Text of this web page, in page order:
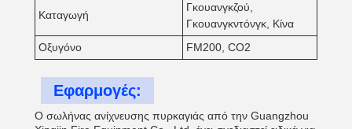
Καταγωγή
Γκουανγκζού,
Γκουανγκντόνγκ, Κίνα
Οξυγόνο
FM200, CO2
Εφαρμογές:
Ο σωλήνας ανίχνευσης πυρκαγιάς από την Guangzhou